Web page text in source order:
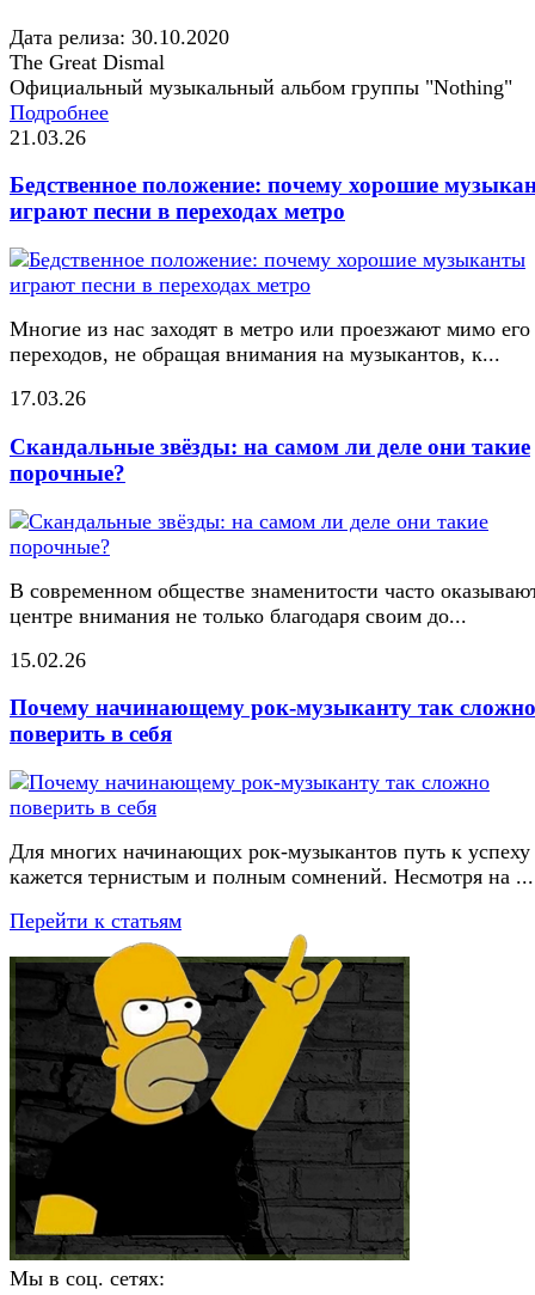
Дата релиза: 30.10.2020
The Great Dismal
Официальный музыкальный альбом группы "Nothing"
Подробнее
21.03.26
Бедственное положение: почему хорошие
играют песни в переходах метро
Многие из нас заходят в метро или проезжают мимо его
переходов, не обращая внимания на музыкантов, к...
17.03.26
Скандальные звёзды: на самом ли деле они такие
порочные?
В современном обществе знаменитости часто
центре внимания не только благодаря своим до...
15.02.26
Почему начинающему рок-музыканту так сложно
поверить в себя
Для многих начинающих рок-музыкантов путь к успеху
кажется тернистым и полным сомнений. Несмотря на ...
Перейти к статьям
Мы в соц. сетях: